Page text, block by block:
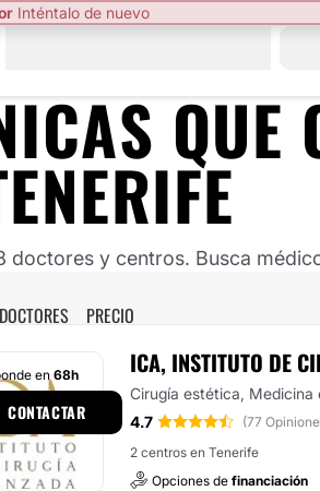
Inténtalo de nuevo
QUE
doctores y centros. Busca
DOCTORES PRECIO
ICA, INSTITUTO DE
Cirugía estética, Medicina
4.7
(77
2 centros en Tenerife
Opciones de financiación
en68h
CONTACTAR